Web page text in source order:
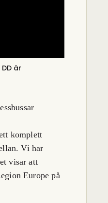
är
komplett
Vi har
visar att
Europe på